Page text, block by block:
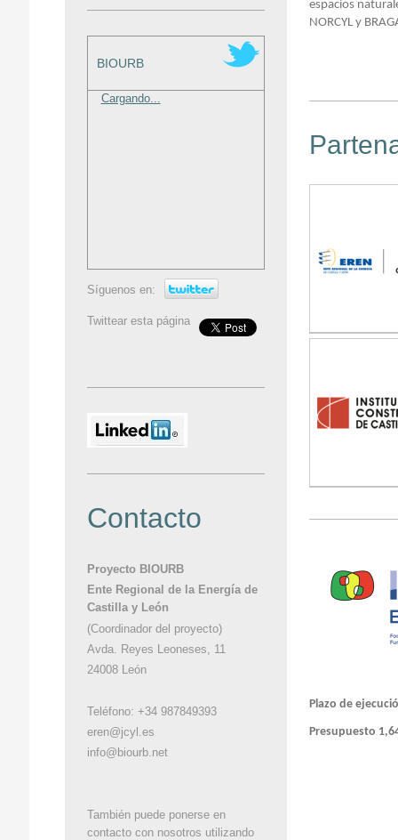
espacios
NORCYL y
Plazo de
Presupuesto
BIOURB
Cargando...
Síguenos en:
Twittear esta página
Contacto
Proyecto BIOURB
Ente Regional de la Energía de
Castilla y León
(Coordinador del proyecto)
Avda. Reyes Leoneses, 11
24008 León
Teléfono: +34 987849393
eren@jcyl.es
info@biourb.net
También puede ponerse en
contacto con nosotros utilizando